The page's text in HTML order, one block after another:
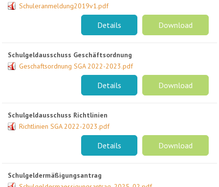
Schuleranmeldung2019v1.pdf
Download
Details
Schulgeldausschuss Geschäftsordnung
Geschaftsordnung SGA 2022-2023.pdf
Download
Details
Schulgeldausschuss Richtlinien
Richtlinien SGA 2022-2023.pdf
Download
Details
Schulgeldermäßigungsantrag